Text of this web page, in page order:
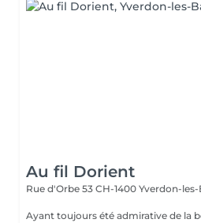
Au fil Dorient
Rue d'Orbe 53 CH-1400 Yverdon-les-
Ayant toujours été admirative de la